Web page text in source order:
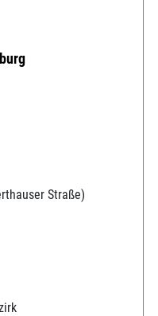
Straße)